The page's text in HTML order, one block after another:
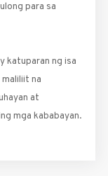
para sa
katuparan ng isa
na
at
mga kababayan.